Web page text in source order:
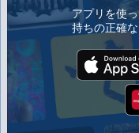
アプリを使
持ちの正確